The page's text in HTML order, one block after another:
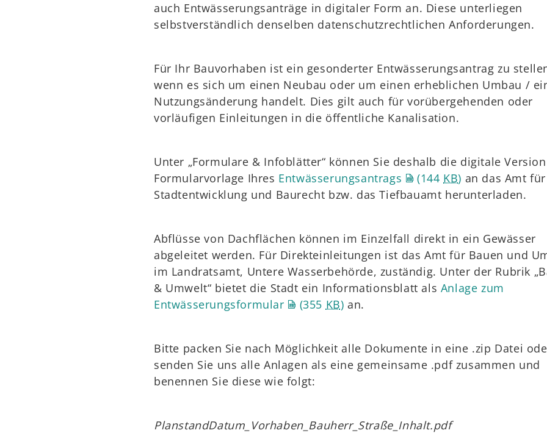
auch Entwässerungsanträge in digitaler Form an. Diese unterliegen
selbstverständlich denselben datenschutzrechtlichen Anforderungen.
Für Ihr Bauvorhaben ist ein gesonderter Entwässerungsantrag zu
wenn es sich um einen Neubau oder um einen erheblichen Umbau /
Nutzungsänderung handelt. Dies gilt auch für vorübergehenden oder
vorläufigen Einleitungen in die öffentliche Kanalisation.
Unter „Formulare & Infoblätter“ können Sie deshalb die digitale
Formularvorlage Ihres Entwässerungsantrags (144 KB) an das Amt für
Stadtentwicklung und Baurecht bzw. das Tiefbauamt herunterladen.
Abflüsse von Dachflächen können im Einzelfall direkt in ein Gewässer
abgeleitet werden. Für Direkteinleitungen ist das Amt für Bauen und
im Landratsamt, Untere Wasserbehörde, zuständig. Unter der Rubrik
& Umwelt“ bietet die Stadt ein Informationsblatt als Anlage zum
Entwässerungsformular
(355 KB) an.
Bitte packen Sie nach Möglichkeit alle Dokumente in eine .zip Datei
senden Sie uns alle Anlagen als eine gemeinsame .pdf zusammen und
benennen Sie diese wie folgt:
PlanstandDatum_Vorhaben_Bauherr_Straße_Inhalt.pdf